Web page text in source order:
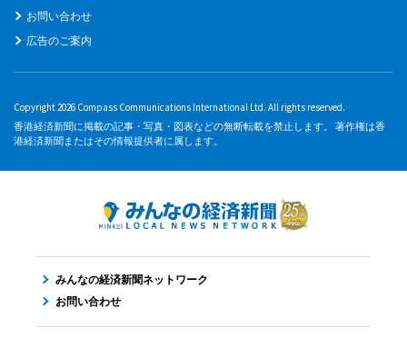
お問い合わせ
広告のご案内
Copyright 2026 Compass Communications International Ltd. All rights reserved.
香港経済新聞に掲載の記事・写真・図表などの無断転載を禁止します。 著作権は香
港経済新聞またはその情報提供者に属します。
みんなの経済新聞ネットワーク
お問い合わせ